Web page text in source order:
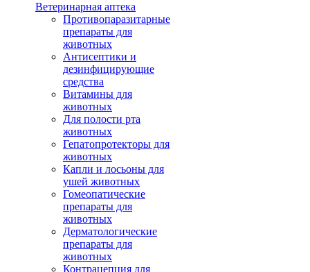
Ветеринарная аптека
Противопаразитарные
препараты для
животных
Антисептики и
дезинфицирующие
средства
Витамины для
животных
Для полости рта
животных
Гепатопротекторы для
животных
Капли и лосьоны для
ушей животных
Гомеопатические
препараты для
животных
Дерматологические
препараты для
животных
Контрацепция для